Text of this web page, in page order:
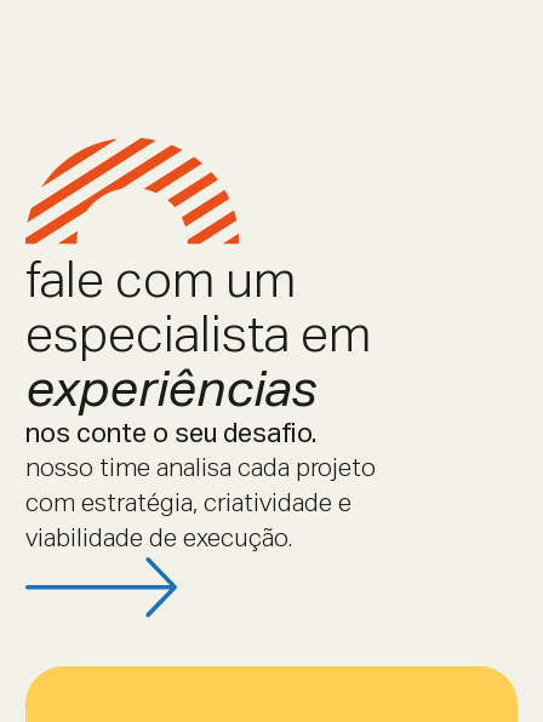
fale com um
especialista em
experiências
nos conte o seu desafio.
nosso time analisa cada projeto
com estratégia, criatividade e
viabilidade de execução.